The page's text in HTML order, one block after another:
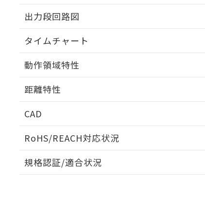
出力段回路図
タイムチャート
動作領域特性
距離特性
CAD
RoHS/REACH対応状況
EU RoHS 注意事項・凡例
規格認証/適合状況